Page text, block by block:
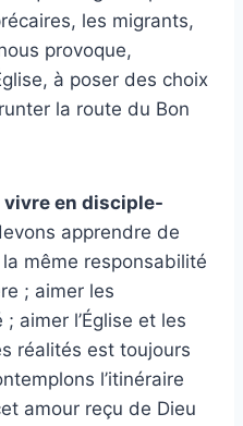
les migrants,
provoque,
à poser des choix
la route du Bon
vivre en disciple-
apprendre de
même responsabilité
; aimer les
aimer l’Église et les
réalités est toujours
l’itinéraire
amour reçu de Dieu